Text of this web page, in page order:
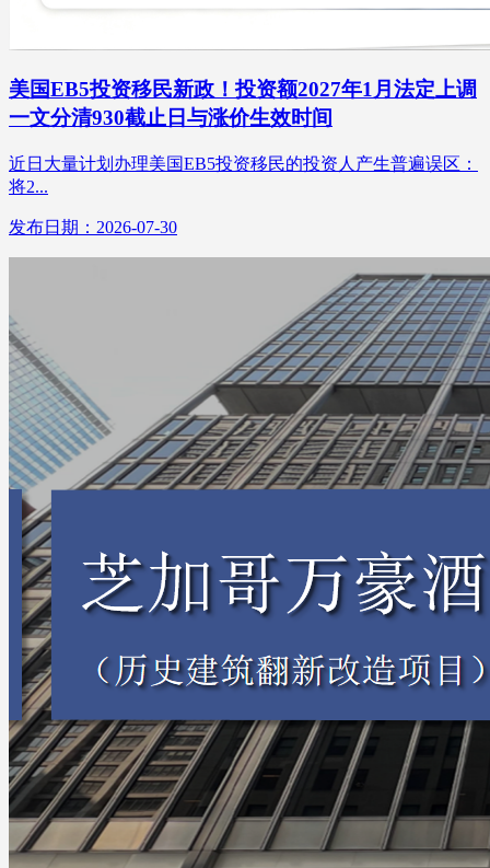
美国EB5投资移民新政！投资额2027年1月法定上调
一文分清930截止日与涨价生效时间
近日大量计划办理美国EB5投资移民的投资人产生普遍误区：
将2...
发布日期：2026-07-30